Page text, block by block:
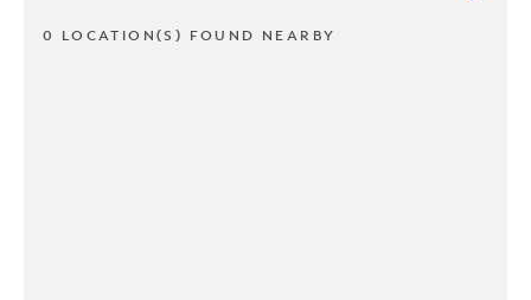
0 LOCATION(S) FOUND NEARBY